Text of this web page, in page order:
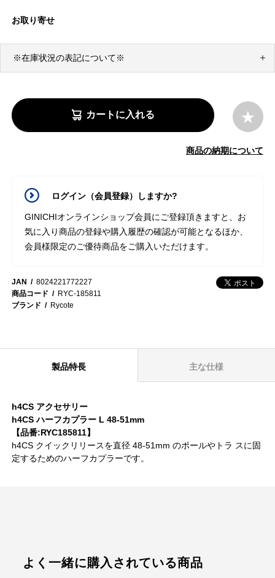
お取り寄せ
※在庫状況の表記について※
カートに入れる
商品の納期について
ログイン（会員登録）しますか?
GINICHIオンラインショップ会員にご登録頂きますと、お
気に入り商品の登録や購入履歴の確認が可能となるほか、
会員様限定のご優待商品をご購入いただけます。
JAN
8024221772227
商品コード
RYC-185811
ブランド
Rycote
製品特長 主な仕様
h4CS アクセサリー
h4CS ハーフカプラー L 48-51mm
【品番:RYC185811】
h4CS クイックリリースを直径 48-51mm のポールやトラ スに固
定するためのハーフカプラーです。
よく一緒に購入されている商品